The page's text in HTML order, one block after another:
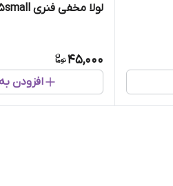
لولا مخفی فنری ۰۳۵small
45,000
افزودن